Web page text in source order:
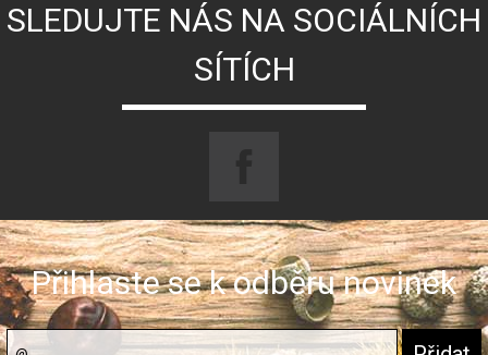
SLEDUJTE NÁS NA SOCIÁLNÍCH
SÍTÍCH
Přihlaste se k odběru novinek